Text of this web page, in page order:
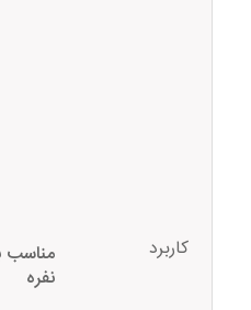
کاربرد
نفره